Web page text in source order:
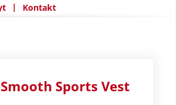
| Kontakt
Sports Vest